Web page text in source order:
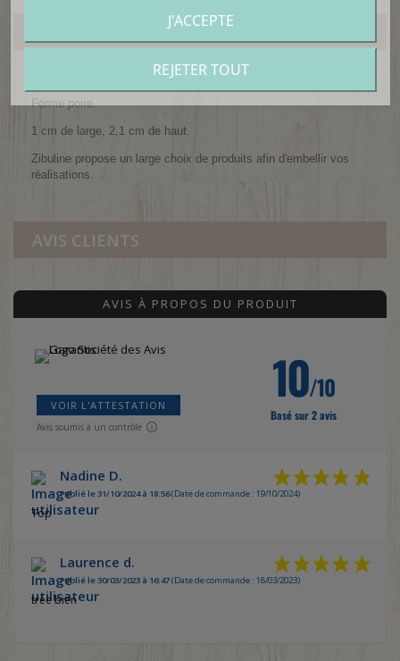
Forme poire.
1 cm de large, 2,1 cm de haut.
Zibuline propose un large choix de produits afin d'embellir vos
réalisations.
AVIS CLIENTS
AVIS À PROPOS DU PRODUIT
VOIR L'ATTESTATION
Avis soumis à un contrôle
10/10
Basé sur 2 avis
Nadine D.
Publié le 31/10/2024 à 18:56(Date de commande : 19/10/2024)
Top
Laurence d.
Publié le 30/03/2023 à 16:47(Date de commande : 18/03/2023)
trèe bien
REJETER TOUT
J'ACCEPTE